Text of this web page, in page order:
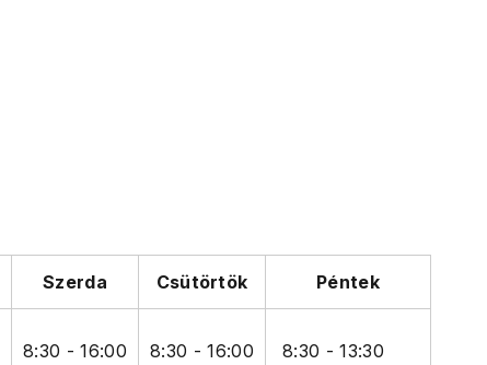
Szerda Csütörtök Péntek
8:30 - 16:00 8:30 - 16:00 8:30 - 13:30